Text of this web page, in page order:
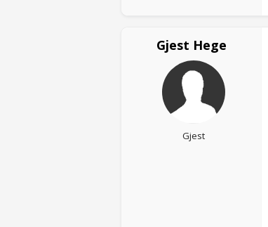
Gjest Hege
Gjest